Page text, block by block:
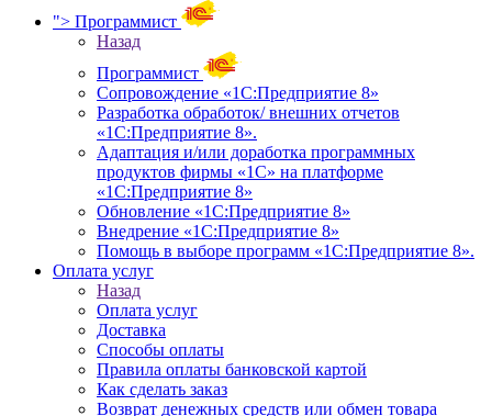
"> Программист
Назад
Программист
Сопровождение «1С:Предприятие 8»
Разработка обработок/ внешних отчетов
«1С:Предприятие 8».
Адаптация и/или доработка программных
продуктов фирмы «1С» на платформе
«1С:Предприятие 8»
Обновление «1С:Предприятие 8»
Внедрение «1С:Предприятие 8»
Помощь в выборе программ «1С:Предприятие 8».
Оплата услуг
Назад
Оплата услуг
Доставка
Способы оплаты
Правила оплаты банковской картой
Как сделать заказ
Возврат денежных средств или обмен товара